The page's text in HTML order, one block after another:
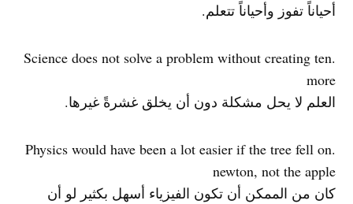
أحياناً تفوز وأحياناً تتعلم.
.Science does not solve a problem without creating ten
more
العلم لا يحل مشكلة دون أن يخلق غشرةً غيرها.
.Physics would have been a lot easier if the tree fell on
newton, not the apple
كان من الممكن أن تكون الفيزياء أسهل بكثير لو أن